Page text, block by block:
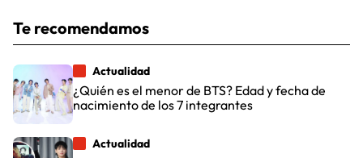
Te recomendamos
Actualidad
¿Quién es el menor de BTS? Edad y fecha de
nacimiento de los 7 integrantes
Actualidad